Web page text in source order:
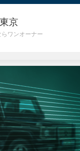
京
ワンオーナー